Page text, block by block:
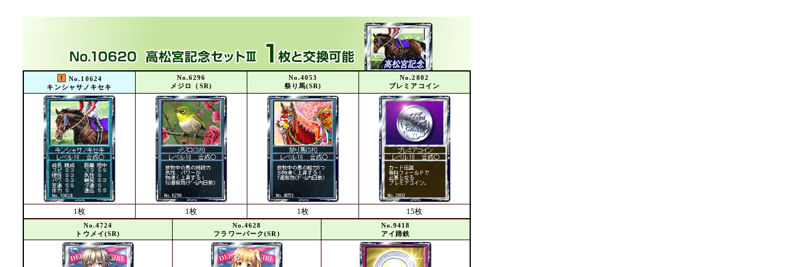
No.10624
キンシャサノキセキ
No.6296
メジロ（SR)
No.4053
祭り馬(SR)
No.2802
プレミアコイン
1枚 1枚 1枚 15枚
No.4724
トウメイ(SR)
No.4628
フラワーパーク(SR)
No.9418
アイ蹄鉄